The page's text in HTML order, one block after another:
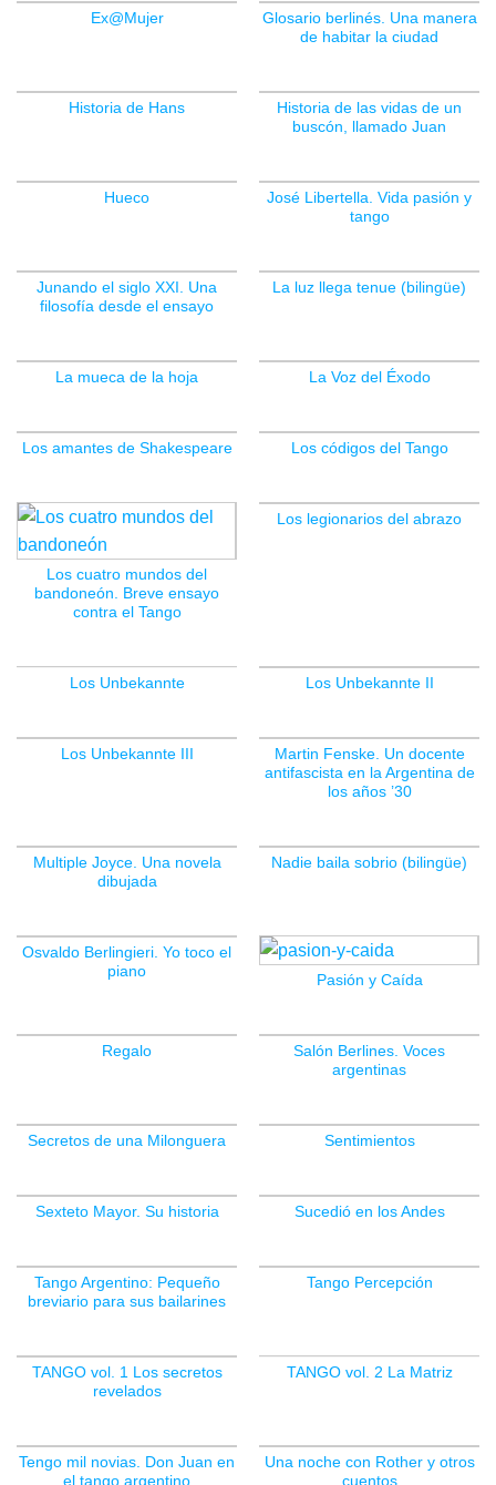
Ex@Mujer
Glosario berlinés. Una manera
de habitar la ciudad
Historia de Hans
Historia de las vidas de un
buscón, llamado Juan
Hueco
José Libertella. Vida pasión y
tango
Junando el siglo XXI. Una
filosofía desde el ensayo
La luz llega tenue (bilingüe)
La mueca de la hoja La Voz del Éxodo
Los amantes de Shakespeare Los códigos del Tango
Los cuatro mundos del
bandoneón. Breve ensayo
contra el Tango
Los legionarios del abrazo
Los Unbekannte Los Unbekannte II
Los Unbekannte III
Martin Fenske. Un docente
antifascista en la Argentina de
los años ’30
Multiple Joyce. Una novela
dibujada
Nadie baila sobrio (bilingüe)
Osvaldo Berlingieri. Yo toco el
piano
Pasión y Caída
Regalo
Salón Berlines. Voces
argentinas
Secretos de una Milonguera Sentimientos
Sexteto Mayor. Su historia Sucedió en los Andes
Tango Argentino: Pequeño
breviario para sus bailarines
Tango Percepción
TANGO vol. 1 Los secretos
revelados
TANGO vol. 2 La Matriz
Tengo mil novias. Don Juan en
el tango argentino
Una noche con Rother y otros
cuentos